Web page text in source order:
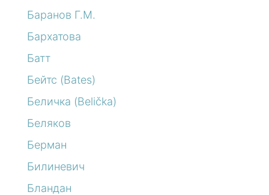
Баранов Г.М.
Бархатова
Батт
Бейтс (Bates)
Беличка (Belička)
Беляков
Берман
Билиневич
Бландан